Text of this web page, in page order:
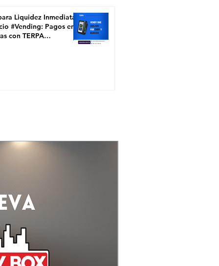
Liquidez Inmediata
#Vending: Pagos en
con TERPA